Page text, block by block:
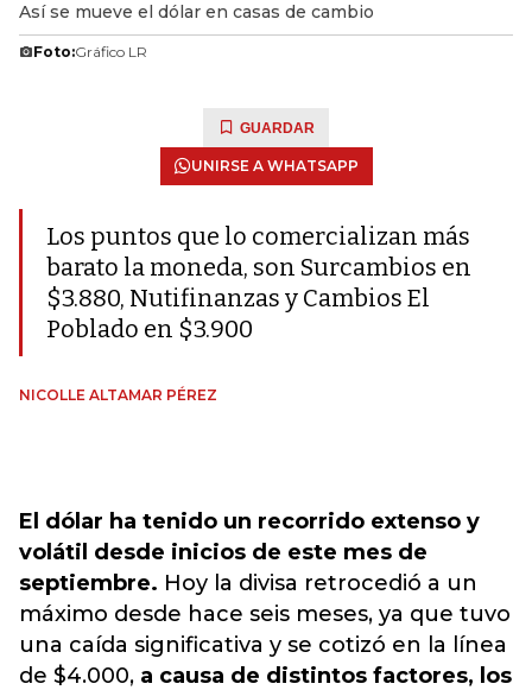
Así se mueve el dólar en casas de cambio
Foto:Gráfico LR
GUARDAR
UNIRSE A WHATSAPP
Los puntos que lo comercializan más
barato la moneda, son Surcambios en
$3.880, Nutifinanzas y Cambios El
Poblado en $3.900
NICOLLE ALTAMAR PÉREZ
El dólar ha tenido un recorrido extenso y
volátil desde inicios de este mes de
septiembre. Hoy la divisa retrocedió a un
máximo desde hace seis meses, ya que tuvo
una caída significativa y se cotizó en la línea
de $4.000, a causa de distintos factores, los